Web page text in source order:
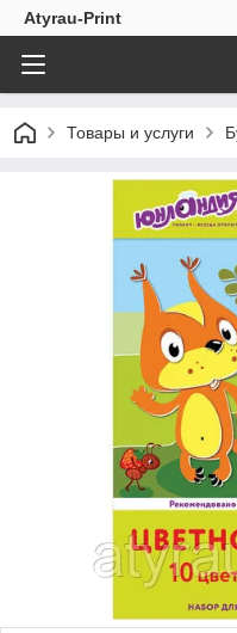
Atyrau-Print
Товары и услуги